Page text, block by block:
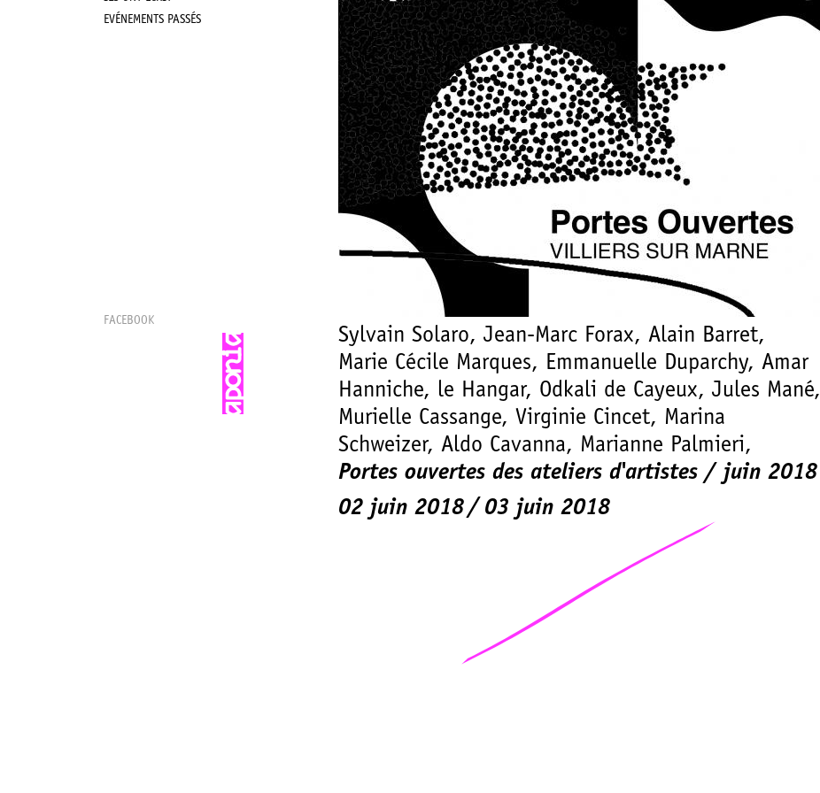
EVÉNEMENTS PASSÉS
FACEBOOK
Sylvain Solaro, Jean-Marc Forax, Alain Barret,
Marie Cécile Marques, Emmanuelle Duparchy, Amar
Hanniche, le Hangar, Odkali de Cayeux, Jules Mané,
Murielle Cassange, Virginie Cincet, Marina
Schweizer, Aldo Cavanna, Marianne Palmieri,
Portes ouvertes des ateliers d'artistes / juin 2018
02 juin 2018
03 juin 2018